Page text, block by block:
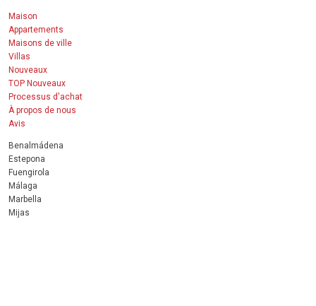
Maison
Appartements
Maisons de ville
Villas
Nouveaux
TOP Nouveaux
Processus d'achat
À propos de nous
Avis
Benalmádena
Estepona
Fuengirola
Málaga
Marbella
Mijas